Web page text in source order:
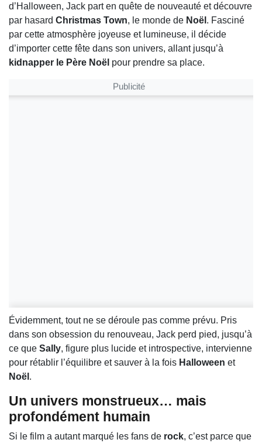
d’Halloween, Jack part en quête de nouveauté et découvre
par hasard Christmas Town, le monde de Noël . Fasciné
par cette atmosphère joyeuse et lumineuse, il décide
d’importer cette fête dans son univers, allant jusqu’à
kidnapper le Père Noël pour prendre sa place.
Publicité
Évidemment, tout ne se déroule pas comme prévu. Pris
dans son obsession du renouveau, Jack perd pied, jusqu’à
ce que Sally, figure plus lucide et introspective, intervienne
pour rétablir l’équilibre et sauver à la fois Halloween et
Noël .
Un univers monstrueux… mais
profondément humain
Si le film a autant marqué les fans de rock, c’est parce que